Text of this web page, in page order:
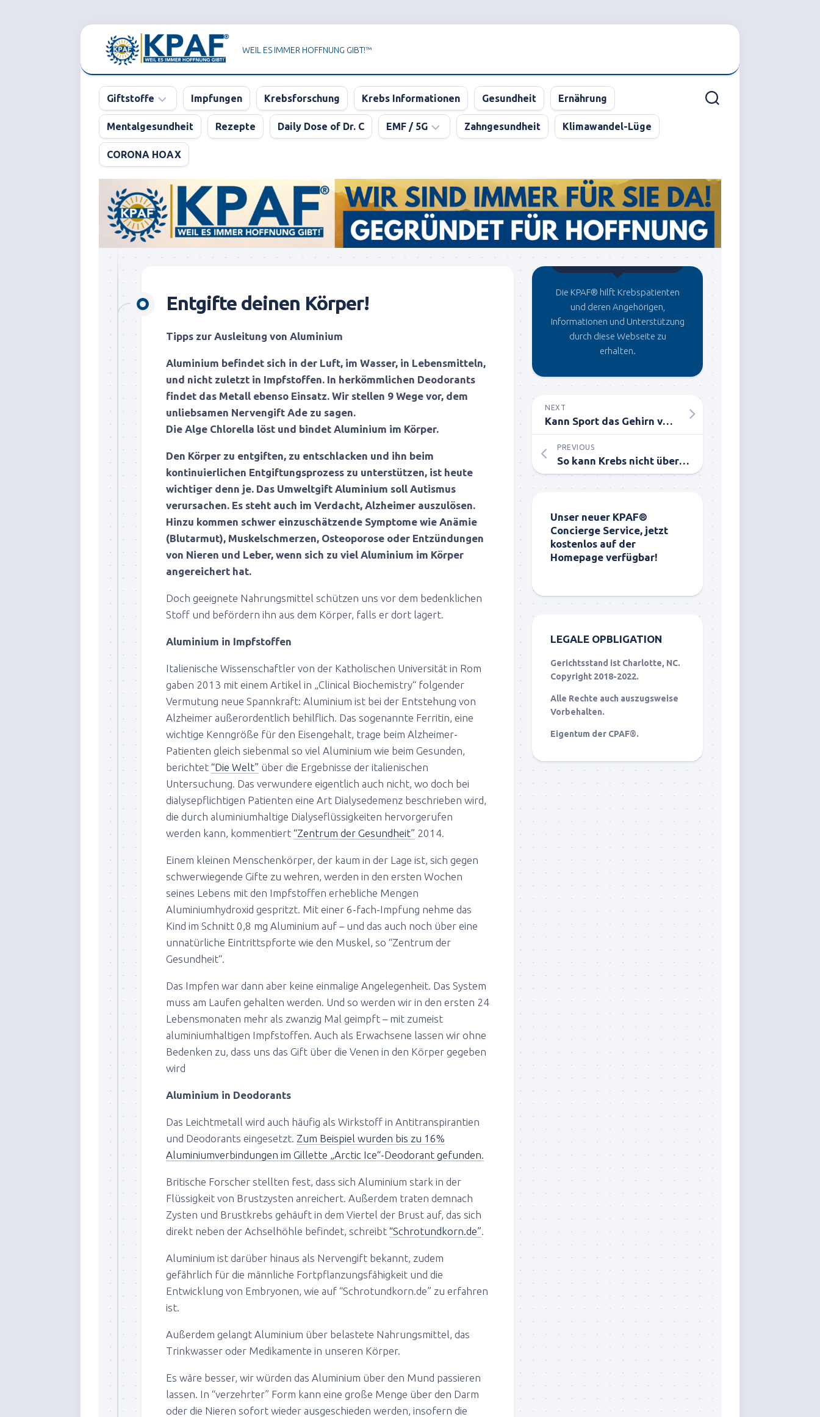
WEIL ES IMMER HOFFNUNG GIBT!™
Giftstoffe
Pharma
Impfungen Krebsforschung Krebs Informationen Gesundheit Ernährung
Mentalgesundheit Rezepte Daily Dose of Dr. C EMF / 5G
der
KPAF®
DER
GROSSE
5G
Zahngesundheit Klimawandel-Lüge
CORONA HOAX
Entgifte deinen Körper!
Tipps zur Ausleitung von Aluminium
Aluminium befindet sich in der Luft, im Wasser, in Lebensmitteln,
und nicht zuletzt in Impfstoffen. In herkömmlichen Deodorants
findet das Metall ebenso Einsatz. Wir stellen 9 Wege vor, dem
unliebsamen Nervengift Ade zu sagen.
Die Alge Chlorella löst und bindet Aluminium im Körper.
Den Körper zu entgiften, zu entschlacken und ihn beim
kontinuierlichen Entgiftungsprozess zu unterstützen, ist heute
wichtiger denn je. Das Umweltgift Aluminium soll Autismus
verursachen. Es steht auch im Verdacht, Alzheimer auszulösen.
Hinzu kommen schwer einzuschätzende Symptome wie Anämie
(Blutarmut), Muskelschmerzen, Osteoporose oder Entzündungen
von Nieren und Leber, wenn sich zu viel Aluminium im Körper
angereichert hat.
Doch geeignete Nahrungsmittel schützen uns vor dem bedenklichen
Stoff und befördern ihn aus dem Körper, falls er dort lagert.
Aluminium in Impfstoffen
Italienische Wissenschaftler von der Katholischen Universität in Rom
gaben 2013 mit einem Artikel in „Clinical Biochemistry“ folgender
Vermutung neue Spannkraft: Aluminium ist bei der Entstehung von
Alzheimer außerordentlich behilflich. Das sogenannte Ferritin, eine
wichtige Kenngröße für den Eisengehalt, trage beim Alzheimer-
Patienten gleich siebenmal so viel Aluminium wie beim Gesunden,
berichtet “Die Welt” über die Ergebnisse der italienischen
Untersuchung. Das verwundere eigentlich auch nicht, wo doch bei
dialysepflichtigen Patienten eine Art Dialysedemenz beschrieben wird,
die durch aluminiumhaltige Dialyseflüssigkeiten hervorgerufen
werden kann, kommentiert “Zentrum der Gesundheit” 2014.
Einem kleinen Menschenkörper, der kaum in der Lage ist, sich gegen
schwerwiegende Gifte zu wehren, werden in den ersten Wochen
seines Lebens mit den Impfstoffen erhebliche Mengen
Aluminiumhydroxid gespritzt. Mit einer 6-fach-Impfung nehme das
Kind im Schnitt 0,8 mg Aluminium auf – und das auch noch über eine
unnatürliche Eintrittspforte wie den Muskel, so “Zentrum der
Gesundheit“.
Das Impfen war dann aber keine einmalige Angelegenheit. Das System
muss am Laufen gehalten werden. Und so werden wir in den ersten 24
Lebensmonaten mehr als zwanzig Mal geimpft – mit zumeist
aluminiumhaltigen Impfstoffen. Auch als Erwachsene lassen wir ohne
Bedenken zu, dass uns das Gift über die Venen in den Körper gegeben
wird
Aluminium in Deodorants
Das Leichtmetall wird auch häufig als Wirkstoff in Antitranspirantien
und Deodorants eingesetzt. Zum Beispiel wurden bis zu 16%
Aluminiumverbindungen im Gillette „Arctic Ice“-Deodorant gefunden.
Britische Forscher stellten fest, dass sich Aluminium stark in der
Flüssigkeit von Brustzysten anreichert. Außerdem traten demnach
Zysten und Brustkrebs gehäuft in dem Viertel der Brust auf, das sich
direkt neben der Achselhöhle befindet, schreibt “Schrotundkorn.de”.
Aluminium ist darüber hinaus als Nervengift bekannt, zudem
gefährlich für die männliche Fortpflanzungsfähigkeit und die
Entwicklung von Embryonen, wie auf “Schrotundkorn.de” zu erfahren
ist.
Außerdem gelangt Aluminium über belastete Nahrungsmittel, das
Trinkwasser oder Medikamente in unseren Körper.
Es wäre besser, wir würden das Aluminium über den Mund passieren
lassen. In “verzehrter” Form kann eine große Menge über den Darm
oder die Nieren sofort wieder ausgeschieden werden, insofern die
Gegründet von Dr.C
Die KPAF® hilft Krebspatienten
und deren Angehörigen,
Informationen und Unterstützung
durch diese Webseite zu
erhalten.
NEXT
Kann Sport das Gehirn verjüngen?
PREVIOUS
So kann Krebs nicht überleben!
Unser neuer KPAF®
Concierge Service, jetzt
kostenlos auf der
Homepage verfügbar!
LEGALE OPBLIGATION
Gerichtsstand ist Charlotte, NC.
Copyright 2018-2022.
Alle Rechte auch auszugsweise
Vorbehalten.
Eigentum der CPAF®.